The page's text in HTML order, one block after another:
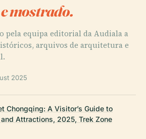
e mostrado.
pela equipa editorial da Audiala a
arquivos de arquitetura e
2025
Chongqing: A Visitor’s Guide to
Attractions, 2025, Trek Zone